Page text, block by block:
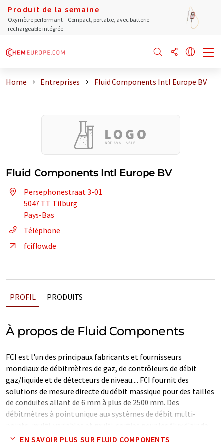
Produit de la semaine
Oxymètre performant – Compact, portable, avec batterie
rechargeable intégrée
Home Entreprises Fluid Components Intl Europe BV
Fluid Components Intl Europe BV
Persephonestraat 3-01
5047 TT Tilburg
Pays-Bas
Téléphone
fciflow.de
PROFIL PRODUITS
À propos de Fluid Components
FCI est l'un des principaux fabricants et fournisseurs
mondiaux de débitmètres de gaz, de contrôleurs de débit
gaz/liquide et de détecteurs de niveau.... FCI fournit des
solutions de mesure directe du débit massique pour des tailles
de conduites allant de 6 mm à plus de 2500 mm. Des
débitmètres à point unique aux systèmes de débit multi-
base aux gaz mélangés complexes, FCI dispose d'une large
EN SAVOIR PLUS SUR FLUID COMPONENTS